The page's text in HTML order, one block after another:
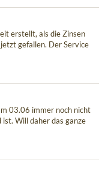
erstellt, als die Zinsen
gefallen. Der Service
03.06 immer noch nicht
Will daher das ganze